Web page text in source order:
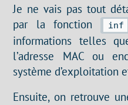
Je ne vais pas tout
par la fonction
inf
informations telles
l’adresse MAC ou
système d’exploitation
Ensuite, on retrouve